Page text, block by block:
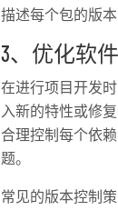
描述每个包的版
3、优化软
在进行项目开发
入新的特性或修
合理控制每个依
题。
常见的版本控制